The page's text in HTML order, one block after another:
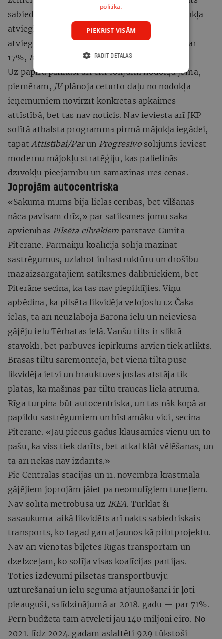
sabiedrības grupu skaits, kas var saņemt nodokļa
atvieglojumus, kopš 2021. gada faktiskais
atvieglojumu saņēmēju skaits samazinājies par
17%, Ir
noskaidroja domē.
Uz papīra palikuši arī citi solījumi nodokļu jomā,
piemēram, JVplānoja ceturto daļu no nodokļa
ieņēmumiem novirzīt konkrētās apkaimes
attīstībā, bet tas nav noticis. Nav ieviesta arī JKP
solītā atbalsta programma pirmā mājokļa iegādei,
tāpat Attīstībai/Parun Progresīvo solījums ieviest
modernu mājokļu stratēģiju, kas palielinās
dzīvokļu pieejamību un samazinās īres cenas.
Joprojām autocentriska
«Sākumā mums bija lielas cerības, bet vilšanās
nāca pavisam drīz,» par satiksmes jomu saka
apvienības Pilsēta cilvēkiem pārstāve Gunita
Piterāne. Pārmaiņu koalīcija solīja mazināt
sastrēgumus, uzlabot infrastruktūru un drošību
mazaizsargātajiem satiksmes dalībniekiem, bet
Piterāne secina, ka tas nav piepildījies. Viņu
apbēdina, ka pilsēta likvidēja velojoslu uz Čaka
ielas, tā arī neuzlaboja Barona ielu un neieviesa
gājēju ielu Tērbatas ielā. Vanšu tilts ir sliktā
stāvoklī, bet pārbūves iepirkums arvien tiek atlikts.
Brasas tiltu saremontēja, bet vienā tilta pusē
likvidēja ietvi un brauktuves joslas atstāja tik
platas, ka mašīnas pār tiltu traucas lielā ātrumā.
Rīga turpina būt autocentriska, un tas nāk kopā ar
papildu sastrēgumiem un bīstamāku vidi, secina
Piterāne. «Jau piecus gadus klausāmies vienu un to
pašu, ka viss tiek darīts, bet atkal klāt vēlēšanas, un
tā arī nekas nav izdarīts.»
Pie Centrālās stacijas un 11. novembra krastmalā
gājējiem joprojām jāiet pa neomulīgiem tuneļiem.
Nav solītā metrobusa uz IKEA.Turklāt šī
sasaukuma laikā likvidēts arī nakts sabiedriskais
transports, ko tagad gan atjaunos kā pilotprojektu.
Nav arī vienotās biļetes Rīgas transportam un
dzelzceļam, ko solīja visas koalīcijas partijas.
Toties izdevumi pilsētas transportbūvju
uzturēšanai un ielu seguma atjaunošanai ir ļoti
pieauguši, salīdzinājumā ar 2018. gadu — par 71%.
Pērn budžetā tam atvēlēti jau 140 miljoni eiro. No
2021. līdz 2024. gadam asfaltēti 929 tūkstoši
politikā.
PIEKRIST VISĀM
RĀDĪT DETAĻAS